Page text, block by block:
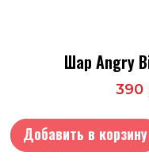
Шар Angry
390
Добавить в корзину